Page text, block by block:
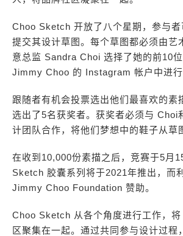
Choo Sketch 开放了八个星期，参与
提交其设计草图。每个草图都必须由艺
意总监 Sandra Choi 选择了她的前10
Jimmy Choo 的 Instagram 帐户中进行
跟随者有机会投票选出他们最喜欢的素
选出了5名获奖者。获奖者必须与
计团队合作，将他们梦想中的鞋子从草
在收到10,000份素描之后，竞赛于5月
Sketch 胶囊系列将于2021年推出，而
Jimmy Choo Foundation 赞助。
Choo Sketch 从各个角度进行工作，
区聚集在一起。通过共同参与设计过程